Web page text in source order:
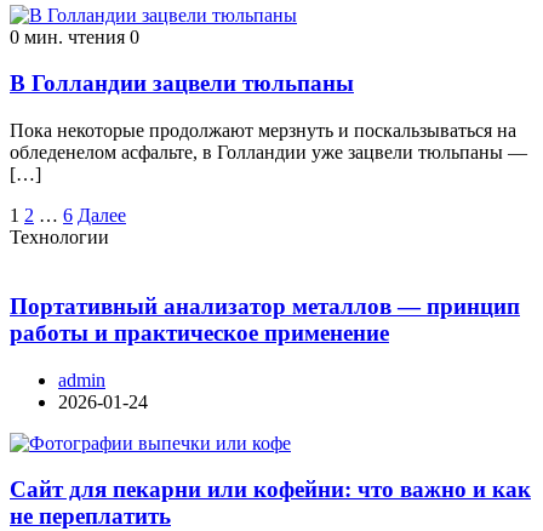
0 мин. чтения 0
В Голландии зацвели тюльпаны
Пока некоторые продолжают мерзнуть и поскальзываться на
обледенелом асфальте, в Голландии уже зацвели тюльпаны —
[…]
Пагинация
записей
1 2 … 6 Далее
Технологии
Портативный анализатор металлов — принцип
работы и практическое применение
admin
2026-01-24
Сайт для пекарни или кофейни: что важно и как
не переплатить